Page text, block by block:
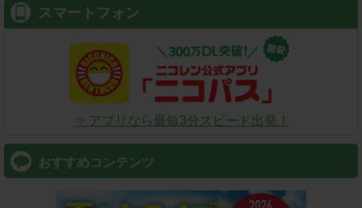
スマートフォン
⇒ アプリなら最短3分スピード出発！
おすすめコンテンツ